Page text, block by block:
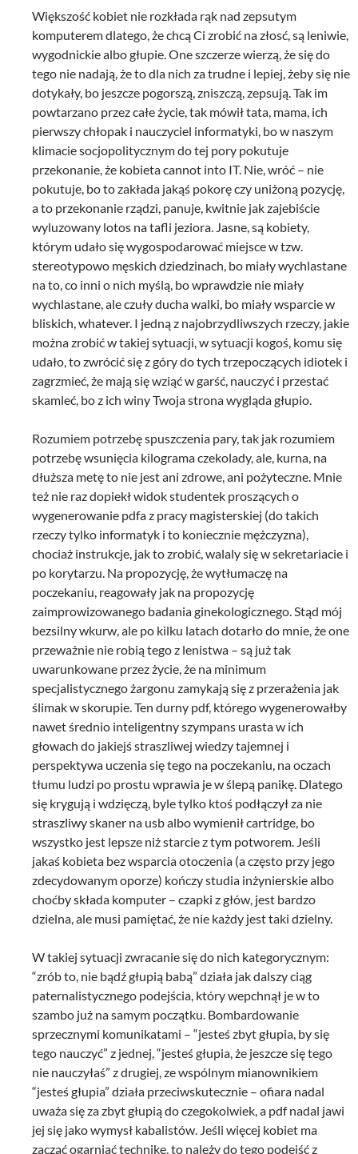
Większość kobiet nie rozkłada rąk nad zepsutym
komputerem dlatego, że chcą Ci zrobić na złosć, są leniwie,
wygodnickie albo głupie. One szczerze wierzą, że się do
tego nie nadają, że to dla nich za trudne i lepiej, żeby się nie
dotykały, bo jeszcze pogorszą, zniszczą, zepsują. Tak im
powtarzano przez całe życie, tak mówił tata, mama, ich
pierwszy chłopak i nauczyciel informatyki, bo w naszym
klimacie socjopolitycznym do tej pory pokutuje
przekonanie, że kobieta cannot into IT. Nie, wróć – nie
pokutuje, bo to zakłada jakąś pokorę czy uniżoną pozycję,
a to przekonanie rządzi, panuje, kwitnie jak zajebiście
wyluzowany lotos na tafli jeziora. Jasne, są kobiety,
którym udało się wygospodarować miejsce w tzw.
stereotypowo męskich dziedzinach, bo miały wychlastane
na to, co inni o nich myślą, bo wprawdzie nie miały
wychlastane, ale czuły ducha walki, bo miały wsparcie w
bliskich, whatever. I jedną z najobrzydliwszych rzeczy, jakie
można zrobić w takiej sytuacji, w sytuacji kogoś, komu się
udało, to zwrócić się z góry do tych trzepoczących idiotek i
zagrzmieć, że mają się wziąć w garść, nauczyć i przestać
skamleć, bo z ich winy Twoja strona wygląda głupio.
Rozumiem potrzebę spuszczenia pary, tak jak rozumiem
potrzebę wsunięcia kilograma czekolady, ale, kurna, na
dłuższa metę to nie jest ani zdrowe, ani pożyteczne. Mnie
też nie raz dopiekł widok studentek proszących o
wygenerowanie pdfa z pracy magisterskiej (do takich
rzeczy tylko informatyk i to koniecznie mężczyzna),
chociaż instrukcje, jak to zrobić, walaly się w sekretariacie i
po korytarzu. Na propozycję, że wytłumaczę na
poczekaniu, reagowały jak na propozycję
zaimprowizowanego badania ginekologicznego. Stąd mój
bezsilny wkurw, ale po kilku latach dotarło do mnie, że one
przeważnie nie robią tego z lenistwa – są już tak
uwarunkowane przez życie, że na minimum
specjalistycznego żargonu zamykają się z przerażenia jak
ślimak w skorupie. Ten durny pdf, którego wygenerowałby
nawet średnio inteligentny szympans urasta w ich
głowach do jakiejś straszliwej wiedzy tajemnej i
perspektywa uczenia się tego na poczekaniu, na oczach
tłumu ludzi po prostu wprawia je w ślepą panikę. Dlatego
się krygują i wdzięczą, byle tylko ktoś podłączył za nie
straszliwy skaner na usb albo wymienił cartridge, bo
wszystko jest lepsze niż starcie z tym potworem. Jeśli
jakaś kobieta bez wsparcia otoczenia (a często przy jego
zdecydowanym oporze) kończy studia inżynierskie albo
choćby składa komputer – czapki z głów, jest bardzo
dzielna, ale musi pamiętać, że nie każdy jest taki dzielny.
W takiej sytuacji zwracanie się do nich kategorycznym:
“zrób to, nie bądź głupią babą” działa jak dalszy ciąg
paternalistycznego podejścia, który wepchnął je w to
szambo już na samym początku. Bombardowanie
sprzecznymi komunikatami – “jesteś zbyt głupia, by się
tego nauczyć” z jednej, “jesteś głupia, że jeszcze się tego
nie nauczyłaś” z drugiej, ze wspólnym mianownikiem
“jesteś głupia” działa przeciwskutecznie – ofiara nadal
uważa się za zbyt głupią do czegokolwiek, a pdf nadal jawi
jej się jako wymysł kabalistów. Jeśli więcej kobiet ma
zacząć ogarniać technikę, to należy do tego podejść z